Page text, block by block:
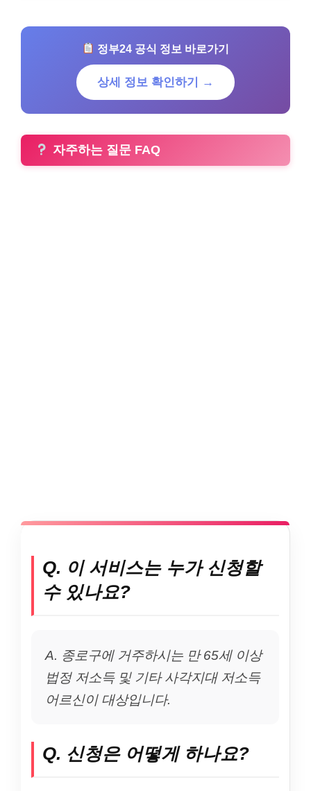
정부24 공식 정보 바로가기
상세 정보 확인하기 →
자주하는 질문 FAQ
Q. 이 서비스는 누가 신청할
수 있나요?
A. 종로구에 거주하시는 만 65세 이상
법정 저소득 및 기타 사각지대 저소득
어르신이 대상입니다.
Q. 신청은 어떻게 하나요?